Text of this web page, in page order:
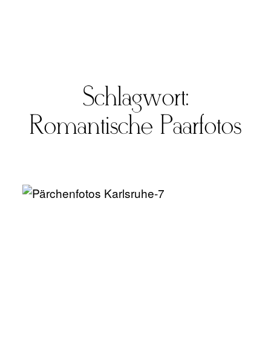
FOTO
VIDEO
Schlagwort:
Romantische Paarfotos